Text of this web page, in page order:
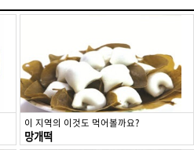
이 지역의 이것도 먹어볼까요?
망개떡